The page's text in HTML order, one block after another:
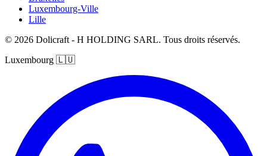
Luxembourg-Ville
Lille
© 2026 Dolicraft - H HOLDING SARL. Tous droits réservés.
Luxembourg 🇱🇺